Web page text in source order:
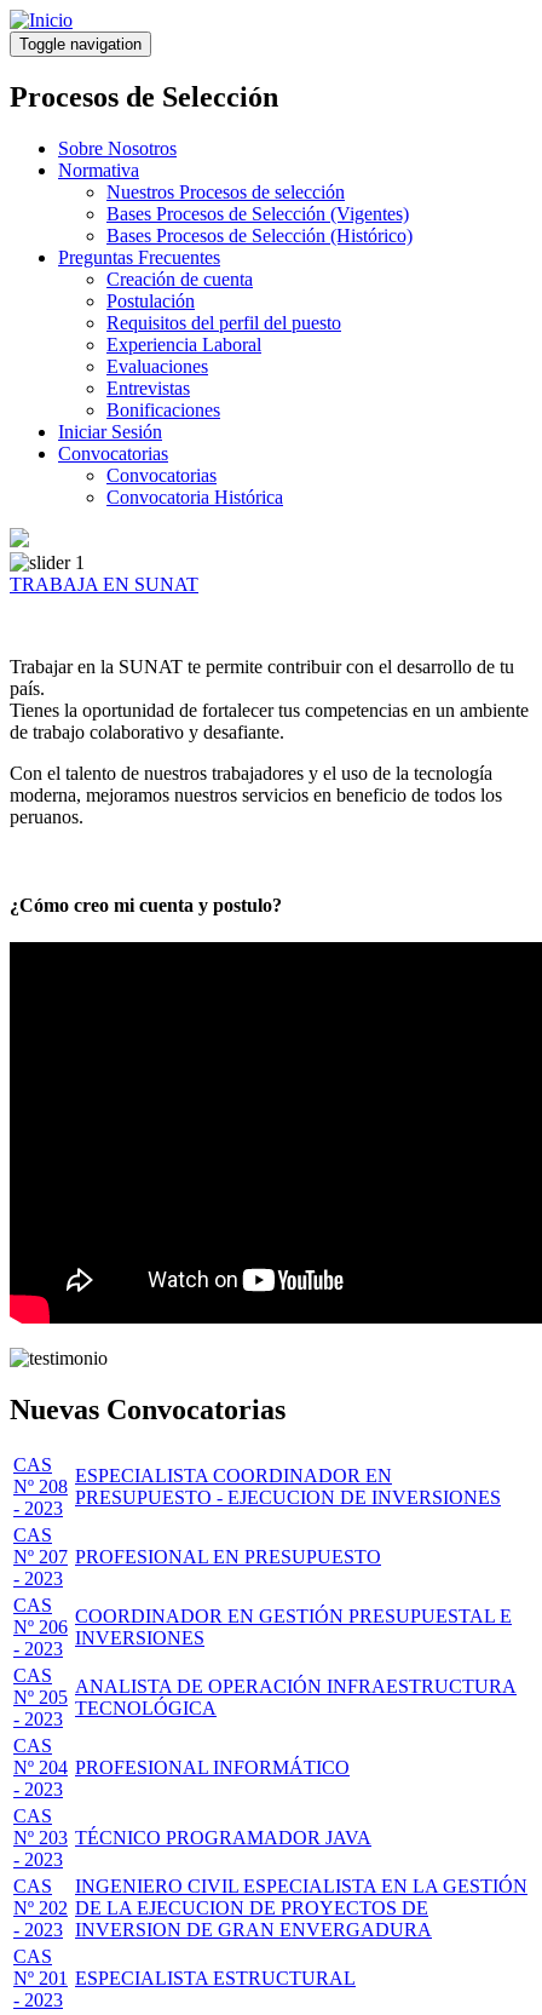
Pasar
al
contenido
principal
Toggle navigation
Procesos de Selección
Sobre Nosotros
Normativa
Nuestros Procesos de selección
Bases Procesos de Selección (Vigentes)
Bases Procesos de Selección (Histórico)
Preguntas Frecuentes
Creación de cuenta
Postulación
Requisitos del perfil del puesto
Experiencia Laboral
Evaluaciones
Entrevistas
Bonificaciones
Iniciar Sesión
Convocatorias
Convocatorias
Convocatoria Histórica
TRABAJA EN SUNAT
Trabajar en la SUNAT te permite contribuir con el desarrollo de tu
país.
Tienes la oportunidad de fortalecer tus competencias en un ambiente
de trabajo colaborativo y desafiante.
Con el talento de nuestros trabajadores y el uso de la tecnología
moderna, mejoramos nuestros servicios en beneficio de todos los
peruanos.
¿Cómo creo mi cuenta y postulo?
Nuevas Convocatorias
CAS
Nº 208
- 2023
ESPECIALISTA COORDINADOR EN
PRESUPUESTO - EJECUCION DE INVERSIONES
CAS
Nº 207
- 2023
PROFESIONAL EN PRESUPUESTO
CAS
Nº 206
- 2023
COORDINADOR EN GESTIÓN PRESUPUESTAL E
INVERSIONES
CAS
Nº 205
- 2023
ANALISTA DE OPERACIÓN INFRAESTRUCTURA
TECNOLÓGICA
CAS
Nº 204
- 2023
PROFESIONAL INFORMÁTICO
CAS
Nº 203
- 2023
TÉCNICO PROGRAMADOR JAVA
CAS
Nº 202
- 2023
INGENIERO CIVIL ESPECIALISTA EN LA GESTIÓN
DE LA EJECUCION DE PROYECTOS DE
INVERSION DE GRAN ENVERGADURA
CAS
Nº 201
- 2023
ESPECIALISTA ESTRUCTURAL